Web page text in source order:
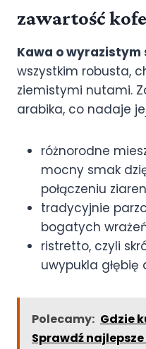
zawartość
Kawa o wyrazistym
wszystkim robusta,
ziemistymi nutami.
arabika, co nadaje
różnorodne
mocny smak
połączeniu
tradycyjnie
bogatych
ristretto, czyli
uwypukla
Polecamy: Gdzie
Sprawdź